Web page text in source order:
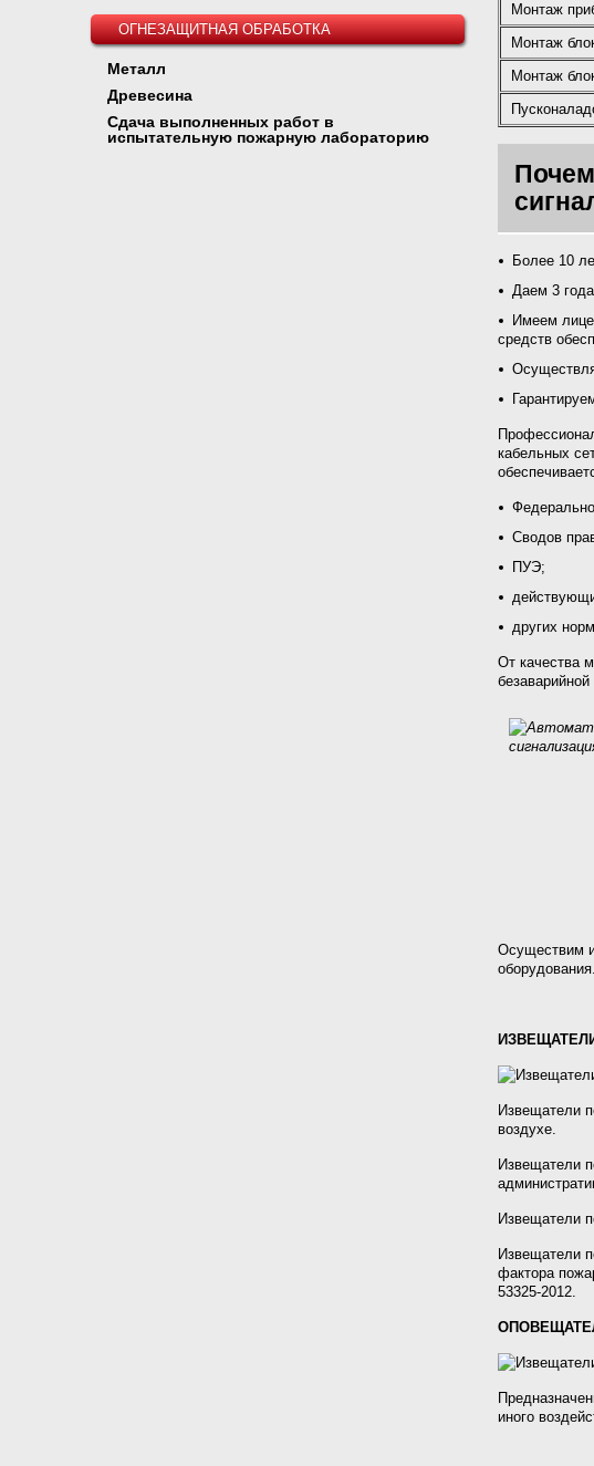
Монтаж
Монтаж
Монтаж
Более 10
Даем 3
Имеем
средств
кабельных
Сводов
ПУЭ;
других
От качества
Осуществим
оборудования.
Извещатели
воздухе.
Извещатели
Извещатели
Извещатели
фактора
53325-2012.
иного
ОГНЕЗАЩИТНАЯ ОБРАБОТКА
Металл
Древесина
Сдача выполненных работ в
испытательную пожарную лабораторию